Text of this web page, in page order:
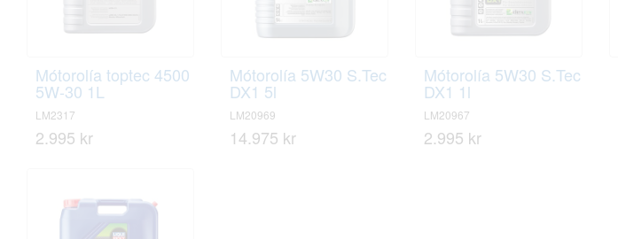
Mótorolía toptec 4500
5W-30 1L
LM2317
2.995 kr
Mótorolía 5W30 S.Tec
DX1 5l
LM20969
14.975 kr
Mótorolía 5W30 S.Tec
DX1 1l
LM20967
2.995 kr